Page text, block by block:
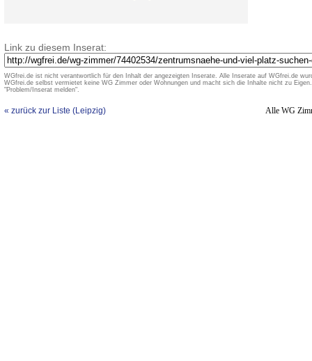
Link zu diesem Inserat:
WGfrei.de ist nicht verantwortlich für den Inhalt der angezeigten Inserate. Alle Inserate auf WGfrei.de
WGfrei.de selbst vermietet keine WG Zimmer oder Wohnungen und macht sich die Inhalte nicht zu
"Problem/Inserat melden".
« zurück zur Liste (Leipzig) Alle WG